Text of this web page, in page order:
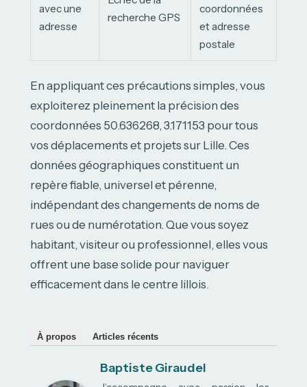
avec une
adresse
recherche GPS
coordonnées
et adresse
postale
En appliquant ces précautions simples, vous
exploiterez pleinement la précision des
coordonnées 50.636268, 3.171153 pour tous
vos déplacements et projets sur Lille. Ces
données géographiques constituent un
repère fiable, universel et pérenne,
indépendant des changements de noms de
rues ou de numérotation. Que vous soyez
habitant, visiteur ou professionnel, elles vous
offrent une base solide pour naviguer
efficacement dans le centre lillois.
À propos Articles récents
Baptiste Giraudel